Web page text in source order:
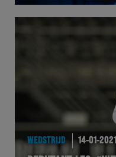
WEDSTRIJD 14-01-2021